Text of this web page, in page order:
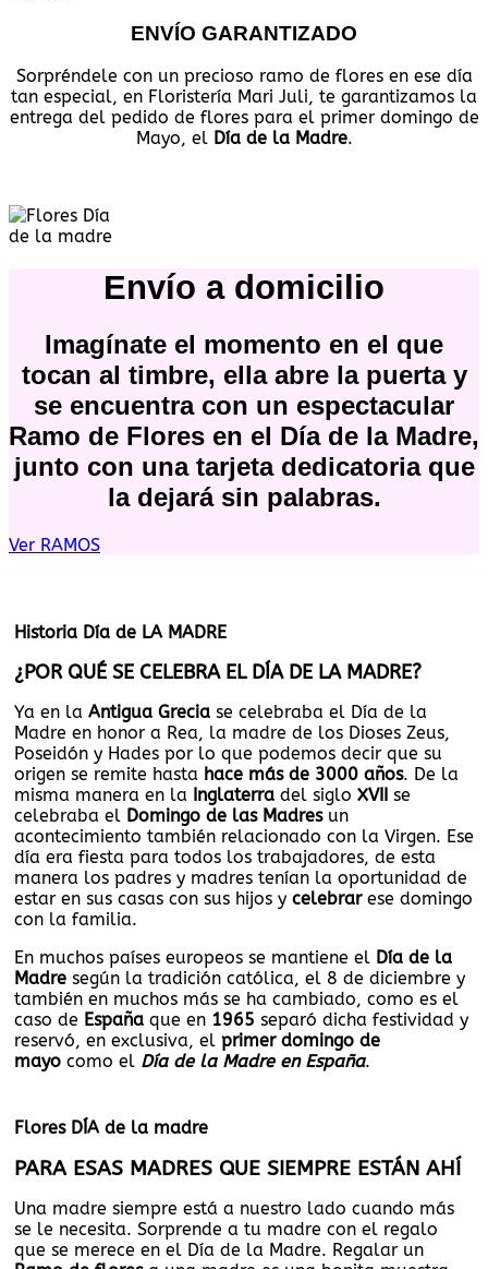
ENVÍO GARANTIZADO
Sorpréndele con un precioso ramo de flores en ese día
tan especial, en Floristería Mari Juli, te garantizamos la
entrega del pedido de flores para el primer domingo de
Mayo, el Día de la Madre.
Envío a domicilio
Imagínate el momento en el que
tocan al timbre, ella abre la puerta y
se encuentra con un espectacular
Ramo de Flores en el Día de la Madre,
junto con una tarjeta dedicatoria que
la dejará sin palabras.
Ver RAMOS
Historia Día de LA MADRE
¿POR QUÉ SE CELEBRA EL DÍA DE LA MADRE?
Ya en la Antigua Grecia se celebraba el Día de la
Madre en honor a Rea, la madre de los Dioses Zeus,
Poseidón y Hades por lo que podemos decir que su
origen se remite hasta hace más de 3000 años. De la
misma manera en la Inglaterra del siglo XVII se
celebraba el Domingo de las Madresun
acontecimiento también relacionado con la Virgen. Ese
día era fiesta para todos los trabajadores, de esta
manera los padres y madres tenían la oportunidad de
estar en sus casas con sus hijos y celebrarese domingo
con la familia.
En muchos países europeos se mantiene el Día de la
Madre según la tradición católica, el 8 de diciembre y
también en muchos más se ha cambiado, como es el
caso de España que en 1965 separó dicha festividad y
reservó, en exclusiva, el primer domingo de
mayo como el Día de la Madre en España.
Flores DÍA de la madre
PARA ESAS MADRES QUE SIEMPRE ESTÁN AHÍ
Una madre siempre está a nuestro lado cuando más
se le necesita. Sorprende a tu madre con el regalo
que se merece en el Día de la Madre. Regalar un